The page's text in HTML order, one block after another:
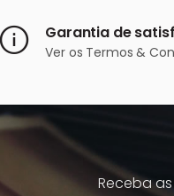
Garantia de
Ver os Termos &
Receba